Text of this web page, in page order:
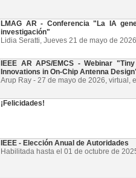
LMAG AR - Conferencia "La IA
investigación"
Lidia Seratti, Jueves 21 de mayo de
IEEE AR APS/EMCS - Webinar
Innovations in On-Chip Antenna
Arup Ray - 27 de mayo de 2026, virtual,
¡Felicidades!
IEEE - Elección Anual de Autoridades
Habilitada hasta el 01 de octubre de